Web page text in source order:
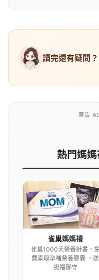
讀完還有疑問
廣告
熱門媽
雀巢媽媽禮
雀巢1000天營養計畫，
費索取孕哺營養膠囊 ，送
祝福御守